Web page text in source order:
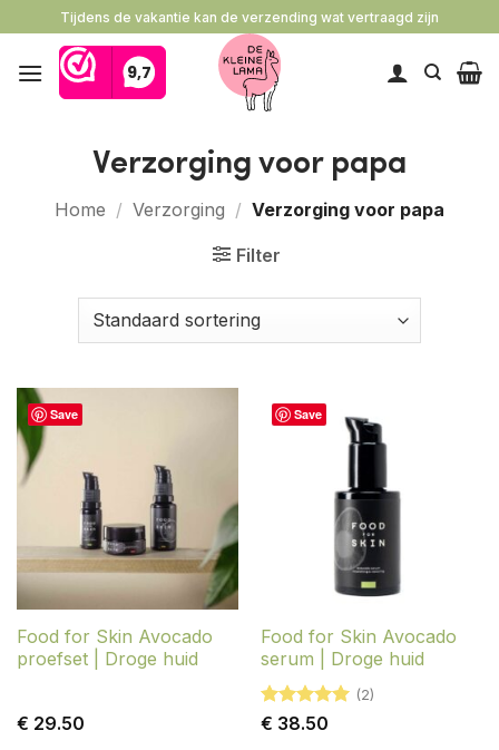
naar
inhoud
Tijdens de vakantie kan de verzending wat vertraagd zijn
Verzorging voor papa
Home / Verzorging / Verzorging voor papa
Filter
Save
Food for Skin Avocado
proefset | Droge huid
€ 29.50
Save
Food for Skin Avocado
serum | Droge huid
Gewaardeerd
(2)
€ 38.50